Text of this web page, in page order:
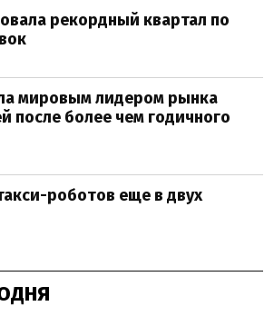
рекордный квартал по
мировым лидером рынка
после более чем годичного
роботов еще в двух